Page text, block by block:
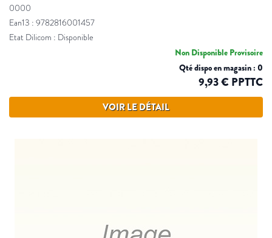
0000
Ean13 : 9782816001457
Etat Dilicom : Disponible
Non Disponible Provisoire
Qté dispo en magasin : 0
9,93 € PPTTC
VOIR LE DÉTAIL